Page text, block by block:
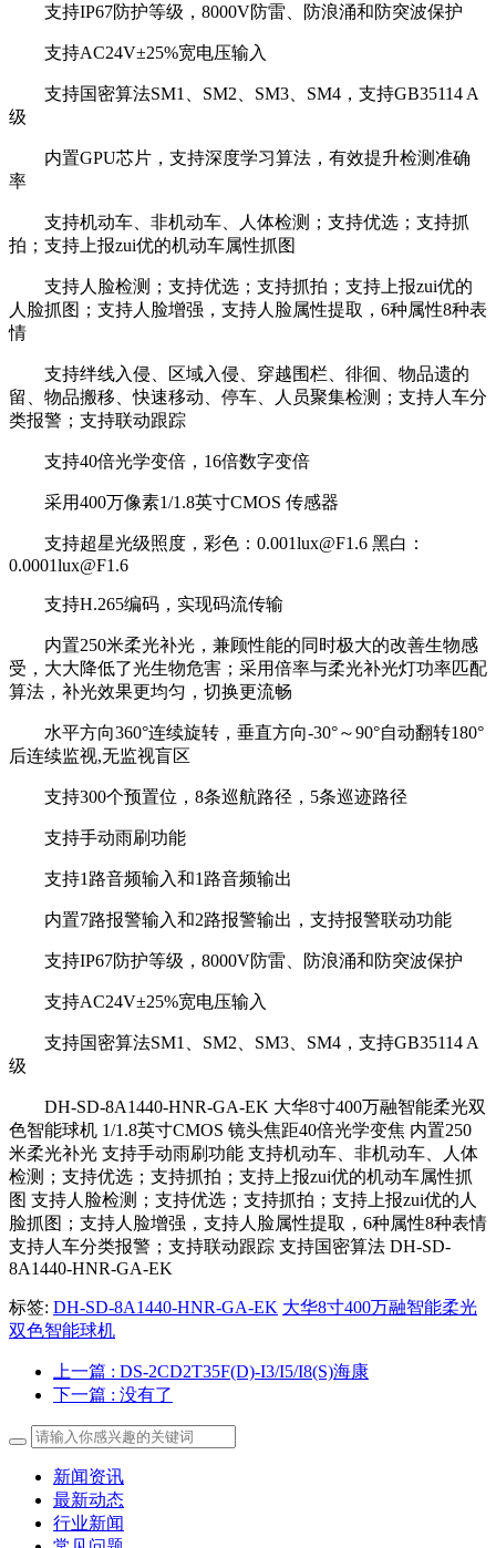
支持IP67防护等级，8000V防雷、防浪涌和防突波保护
支持AC24V±25%宽电压输入
支持国密算法SM1、SM2、SM3、SM4，支持GB35114 A
级
内置GPU芯片，支持深度学习算法，有效提升检测准确
率
支持机动车、非机动车、人体检测；支持优选；支持抓
拍；支持上报zui优的机动车属性抓图
支持人脸检测；支持优选；支持抓拍；支持上报zui优的
人脸抓图；支持人脸增强，支持人脸属性提取，6种属性8种表
情
支持绊线入侵、区域入侵、穿越围栏、徘徊、物品遗的
留、物品搬移、快速移动、停车、人员聚集检测；支持人车分
类报警；支持联动跟踪
支持40倍光学变倍，16倍数字变倍
采用400万像素1/1.8英寸CMOS 传感器
支持超星光级照度，彩色：0.001lux@F1.6 黑白：
0.0001lux@F1.6
支持H.265编码，实现码流传输
内置250米柔光补光，兼顾性能的同时极大的改善生物感
受，大大降低了光生物危害；采用倍率与柔光补光灯功率匹配
算法，补光效果更均匀，切换更流畅
水平方向360°连续旋转，垂直方向-30°～90°自动翻转180°
后连续监视,无监视盲区
支持300个预置位，8条巡航路径，5条巡迹路径
支持手动雨刷功能
支持1路音频输入和1路音频输出
内置7路报警输入和2路报警输出，支持报警联动功能
支持IP67防护等级，8000V防雷、防浪涌和防突波保护
支持AC24V±25%宽电压输入
支持国密算法SM1、SM2、SM3、SM4，支持GB35114 A
级
DH-SD-8A1440-HNR-GA-EK 大华8寸400万融智能柔光双
色智能球机 1/1.8英寸CMOS 镜头焦距40倍光学变焦 内置250
米柔光补光 支持手动雨刷功能 支持机动车、非机动车、人体
检测；支持优选；支持抓拍；支持上报zui优的机动车属性抓
图 支持人脸检测；支持优选；支持抓拍；支持上报zui优的人
脸抓图；支持人脸增强，支持人脸属性提取，6种属性8种表情
支持人车分类报警；支持联动跟踪 支持国密算法 DH-SD-
8A1440-HNR-GA-EK
标签: DH-SD-8A1440-HNR-GA-EK 大华8寸400万融智能柔光
双色智能球机
上一篇 : DS-2CD2T35F(D)-I3/I5/I8(S)海康
下一篇 : 没有了
新闻资讯
最新动态
行业新闻